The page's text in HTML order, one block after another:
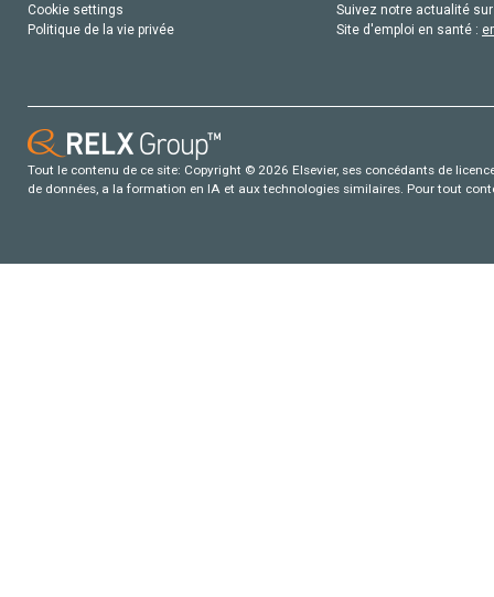
Cookie settings
Politique de la vie privée
Suivez notre actualité
Site d'emploi en santé :
Tout le contenu de ce site: Copyright © 2026 Elsevier, ses concédants de
de données, a la formation en IA et aux technologies similaires. Pour tout